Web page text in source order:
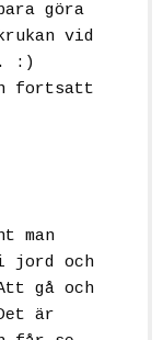
göra
vid
:)
fortsatt
man
jord och
gå och
är